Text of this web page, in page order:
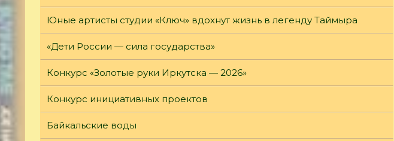
Юные артисты студии «Ключ» вдохнут жизнь в легенду Таймыра
«Дети России — сила государства»
Конкурс «Золотые руки Иркутска — 2026»
Конкурс инициативных проектов
Байкальские воды